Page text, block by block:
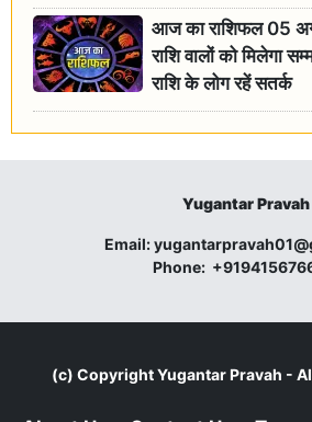
आज का राशिफल 05
राशि वालों को मिलेगा
राशि के लोग रहें सतर्क
Yugantar Pravah
Email:
Phone:
(c) CopyrightYugantar Pravah -